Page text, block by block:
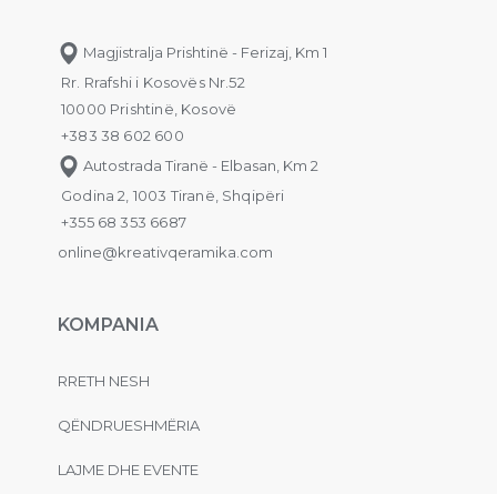
Magjistralja Prishtinë - Ferizaj, Km 1
Rr. Rrafshi i Kosovës Nr.52
10000 Prishtinë, Kosovë
+383 38 602 600
Autostrada Tiranë - Elbasan, Km 2
Godina 2, 1003 Tiranë, Shqipëri
+355 68 353 6687
online@kreativqeramika.com
KOMPANIA
RRETH NESH
QËNDRUESHMËRIA
LAJME DHE EVENTE